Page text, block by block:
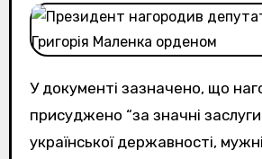
У документі зазначено, що нагороду
присуджено “за значні заслуги
української державності,